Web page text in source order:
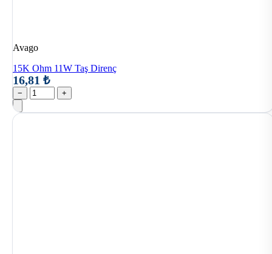
Avago
15K Ohm 11W Taş Direnç
16,81 ₺
− +